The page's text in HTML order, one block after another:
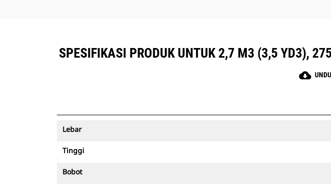
SPESIFIKASI PRODUK UNTUK 2,7 M3 (3,5 YD3),
cloud_download
Lebar
Tinggi
Bobot